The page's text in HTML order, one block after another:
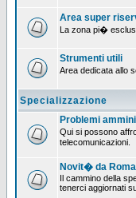
Area super
La zona pi�
Strumenti utili
Area dedicata allo
Specializzazione
Problemi
Qui si possono
telecomunicazioni.
Novit� da Roma
Il cammino della
tenerci aggiornati